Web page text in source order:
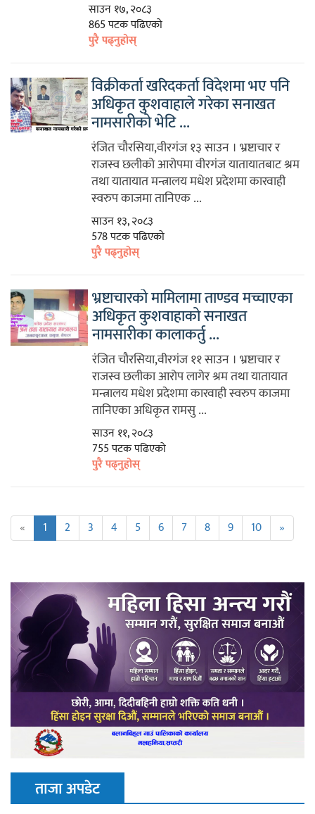
साउन १७, २०८३
865 पटक पढिएको
पुरै पढ्नुहोस्
विक्रीकर्ता खरिदकर्ता विदेशमा भए पनि
अधिकृत कुशवाहाले गरेका सनाखत
नामसारीको भेटि ...
रंजित चौरसिया,वीरगंज १३ साउन । भ्रष्टाचार र
राजस्व छलीको आरोपमा वीरगंज यातायातबाट श्रम
तथा यातायात मन्त्रालय मधेश प्रदेशमा कारवाही
स्वरुप काजमा तानिएक ...
साउन १३, २०८३
578 पटक पढिएको
पुरै पढ्नुहोस्
भ्रष्टाचारको मामिलामा ताण्डव मच्चाएका
अधिकृत कुशवाहाको सनाखत
नामसारीका कालाकर्तु ...
रंजित चौरसिया,वीरगंज ११ साउन । भ्रष्टाचार र
राजस्व छलीका आरोप लागेर श्रम तथा यातायात
मन्त्रालय मधेश प्रदेशमा कारवाही स्वरुप काजमा
तानिएका अधिकृत रामसु ...
साउन ११, २०८३
755 पटक पढिएको
पुरै पढ्नुहोस्
« 1 2 3 4 5 6 7 8 9 10 »
ताजा अपडेट